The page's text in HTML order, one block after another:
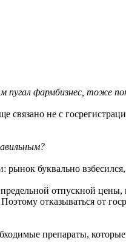
фармбизнес, тоже
связано не с
буквально
отпускной цены,
отказываться от
препараты,